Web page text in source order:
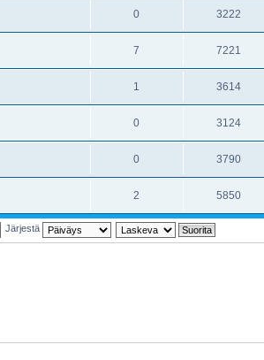
0 3222
7 7221
1 3614
0 3124
0 3790
2 5850
Järjestä